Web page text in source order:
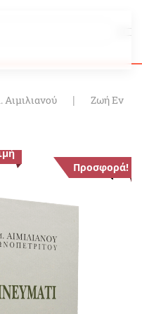
Αιμιλιανού
Ζωή Εν
Προσφορά!